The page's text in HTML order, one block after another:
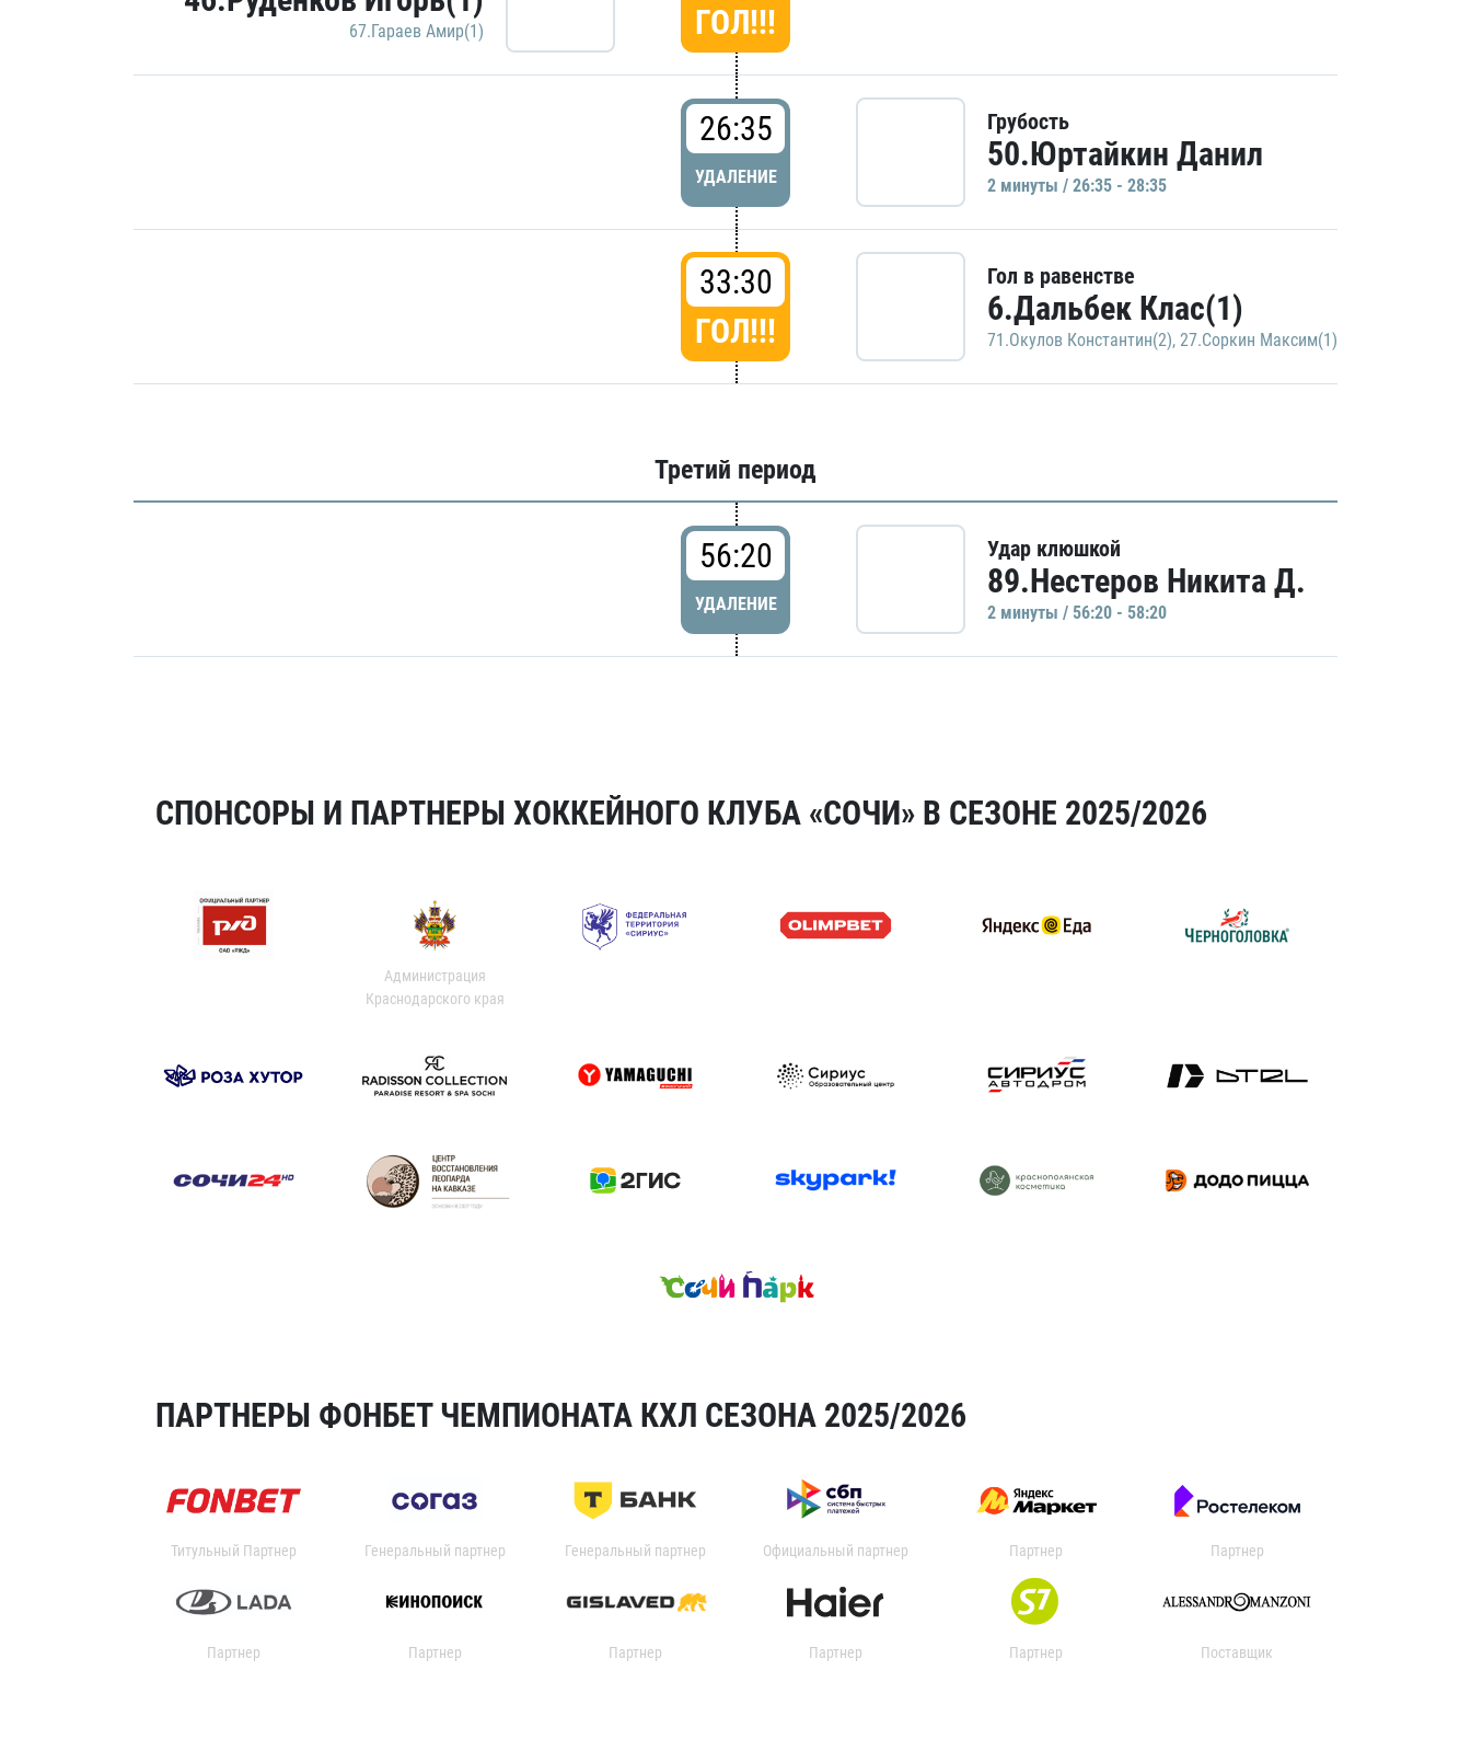
67.Гараев Амир(1)
ГОЛ!!!
26:35
УДАЛЕНИЕ
Грубость
50.Юртайкин Данил
2 минуты / 26:35 - 28:35
33:30
ГОЛ!!!
Гол в равенстве
6.Дальбек Клас(1)
71.Окулов Константин(2), 27.Соркин Максим(1)
Третий период
56:20
УДАЛЕНИЕ
Удар клюшкой
89.Нестеров Никита Д.
2 минуты / 56:20 - 58:20
СПОНСОРЫ И ПАРТНЕРЫ ХОККЕЙНОГО КЛУБА «СОЧИ» В СЕЗОНЕ 2025/2026
Администрация
Краснодарского края
ПАРТНЕРЫ ФОНБЕТ ЧЕМПИОНАТА КХЛ СЕЗОНА 2025/2026
Титульный Партнер Генеральный партнер Генеральный партнер Официальный партнер Партнер Партнер
Партнер Партнер Партнер Партнер Партнер Поставщик